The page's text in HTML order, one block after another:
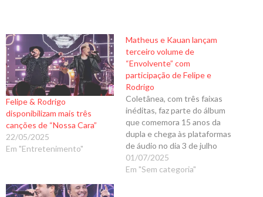
Felipe & Rodrigo
disponibilizam mais três
canções de “Nossa Cara”
22/05/2025
Em "Entretenimento"
Matheus e Kauan lançam
terceiro volume de
“Envolvente” com
participação de Felipe e
Rodrigo
Coletânea, com três faixas
inéditas, faz parte do álbum
que comemora 15 anos da
dupla e chega às plataformas
de áudio no dia 3 de julho
Dando continuidade ao
projeto que já
01/07/2025
Em "Sem categoria"